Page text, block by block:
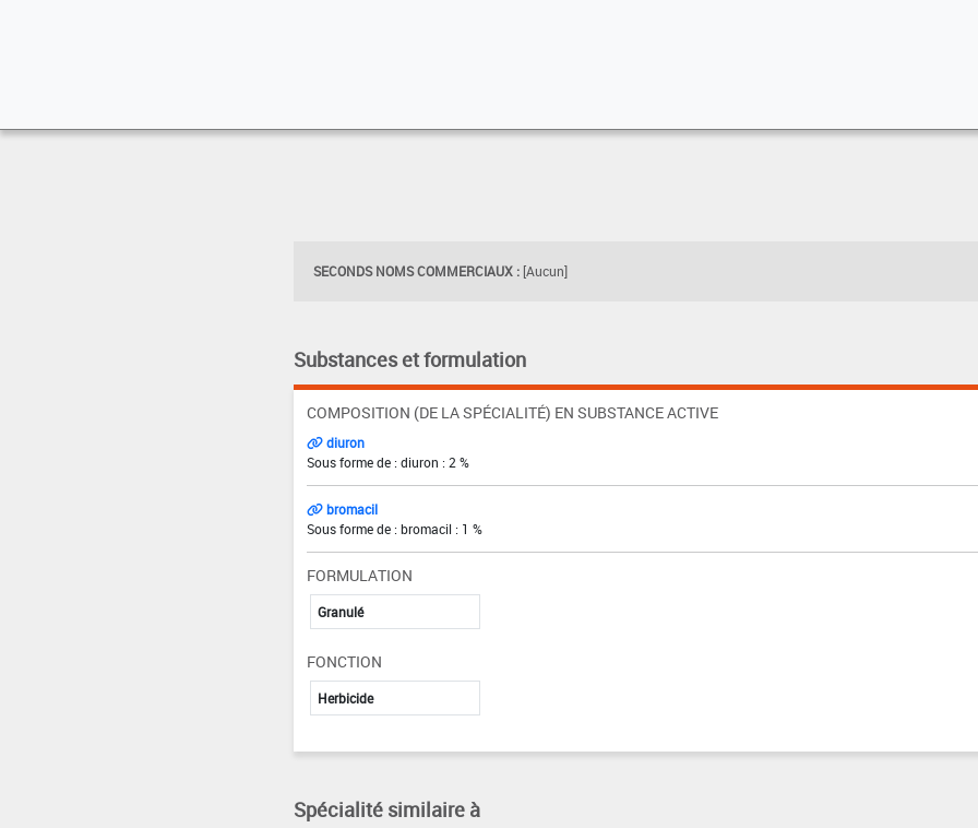
SECONDS NOMS COMMERCIAUX : [Aucun]
Substances et formulation
COMPOSITION (DE LA SPÉCIALITÉ) EN SUBSTANCE ACTIVE
diuron
Sous forme de : diuron : 2 %
bromacil
Sous forme de : bromacil : 1 %
FORMULATION
Granulé
FONCTION
Herbicide
Spécialité similaire à